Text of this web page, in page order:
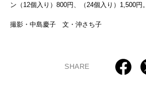
ン（12個入り）800円、（24個入り）1,500円。
撮影・中島慶子 文・沖さち子
SHARE